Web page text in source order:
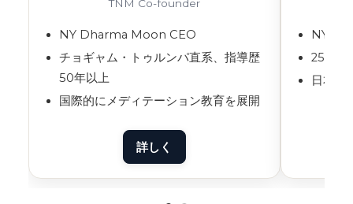
TNM Co-founder
NY Dharma Moon CEO
チョギャム・トゥルンパ直系、指導歴
50年以上
国際的にメディテーション教育を展開
詳しく
NY
25年以
日本語